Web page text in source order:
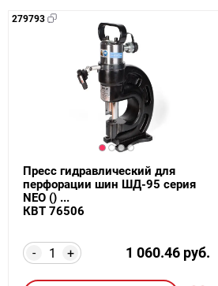
279793
Пресс гидравлический для
перфорации шин ШД-95 серия
NEO () ...
КВТ 76506
+
- 1 060.46 руб.